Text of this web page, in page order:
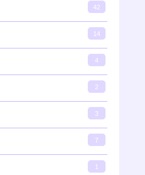
42
14
4
2
3
7
1